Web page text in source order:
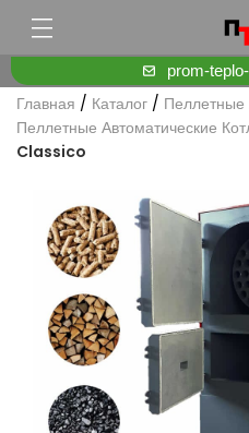
prom-
Главная / Каталог / Пеллетные
Пеллетные Автоматические
Classico